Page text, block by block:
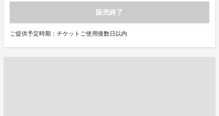
販売終了
ご提供予定時期：チケットご使用後数日以内